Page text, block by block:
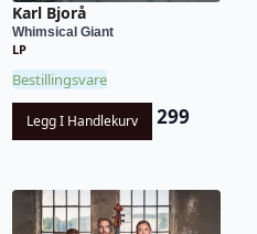
Karl Bjorå
Whimsical Giant
LP
Bestillingsvare
Legg I Handlekurv 299